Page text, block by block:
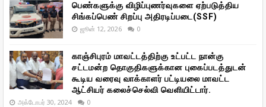
பெண்களுக்கு விழிப்புணர்வுகளை ஏற்படுத்திய
சிங்கப்பெண் சிறப்பு அதிரடிப்படை(SSF)
ஜூன் 12, 2026 0
காஞ்சிபுரம் மாவட்டத்திற்கு உட்பட்ட நான்கு
சட்டமன்ற தொகுதிகளுக்கான புகைப்படத்துடன்
கூடிய வரைவு வாக்காளர் பட்டியலை மாவட்ட
ஆட்சியர் கலைச்செல்வி வெளியிட்டார்.
அக்டோபர் 30, 2024 0